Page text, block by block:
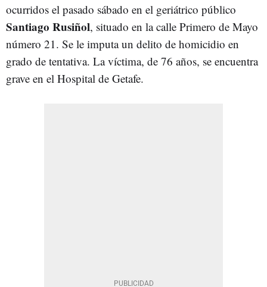
ocurridos el pasado sábado en el geriátrico público
Santiago Rusiñol, situado en la calle Primero de Mayo
número 21. Se le imputa un delito de homicidio en
grado de tentativa. La víctima, de 76 años, se encuentra
grave en el Hospital de Getafe.